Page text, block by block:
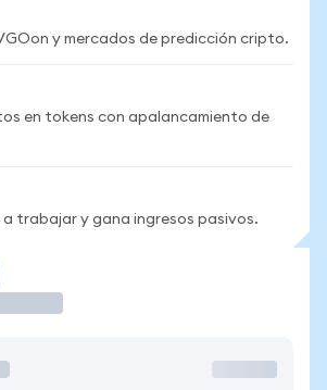
y mercados de predicción cripto.
en tokens con apalancamiento de
trabajar y gana ingresos pasivos.